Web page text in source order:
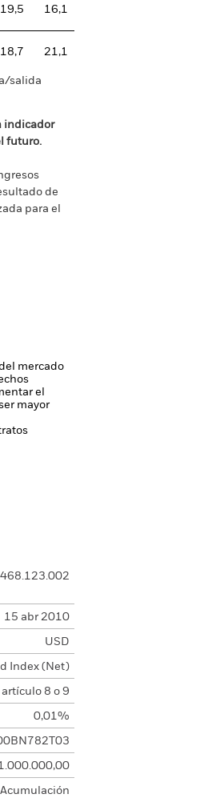
19,5 16,1
18,7 21,1
salida
indicador
futuro.
de
para el
mercado
el
mayor
15 abr 2010
USD
Index (Net)
artículo 8 o 9
0,01%
Acumulación